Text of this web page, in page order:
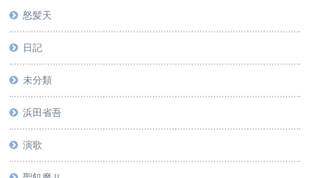
怒髪天
日記
未分類
浜田省吾
演歌